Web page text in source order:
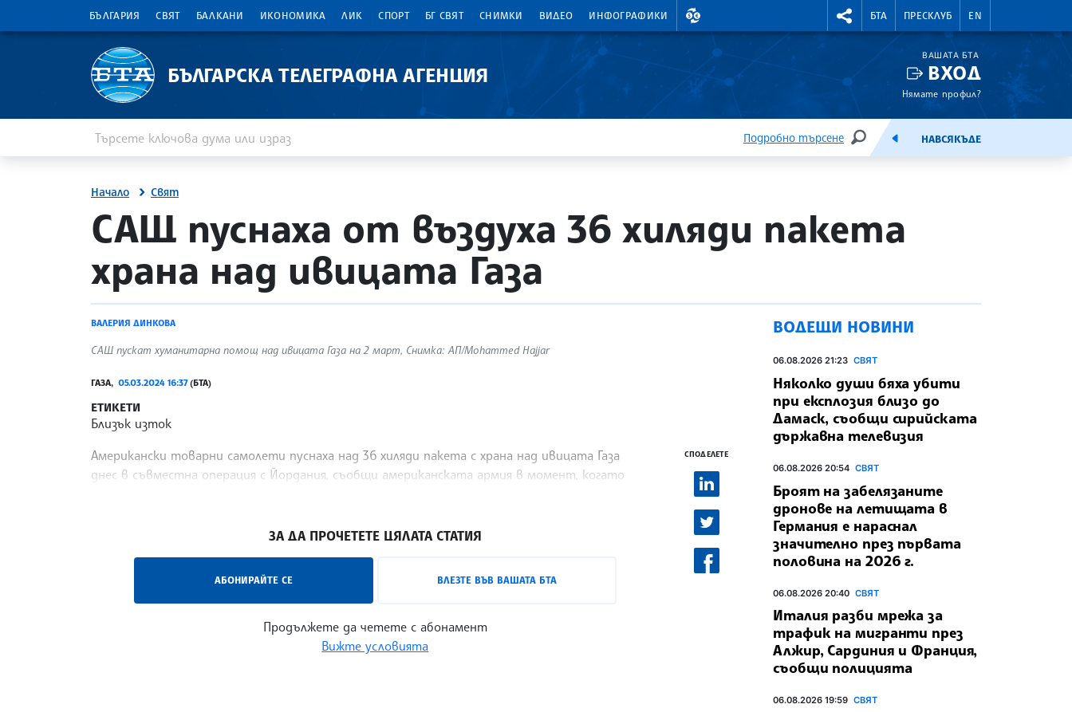
БЪЛГАРИЯ СВЯТ БАЛКАНИ ИКОНОМИКА ЛИК СПОРТ БГ СВЯТ СНИМКИ ВИДЕО ИНФОГРАФИКИ
ВАЛУТНИ КУРСОВЕ RIGHTMENU.SOCIAL
БТА ПРЕСКЛУБ EN
БЪЛГАРСКА ТЕЛЕГРАФНА АГЕНЦИЯ
ВАШАТА БТА
ВХОД
Нямате профил?
Подробно търсене
ТЪРСЕНЕЕМИСИЯНАВСЯКЪДЕ
Начало Свят
site.bta
САЩ пуснаха от въздуха 36 хиляди пакета
храна над ивицата Газа
ВАЛЕРИЯ ДИНКОВА
САЩ пускат хуманитарна помощ над ивицата Газа на 2 март, Снимка: АП/Mohammed Hajjar
ГАЗА, 05.03.2024 16:37(БТА)
ЕТИКЕТИ
Близък изток
Американски товарни самолети пуснаха над 36 хиляди пакета с храна над ивицата Газа
днес в съвместна операция с Йордания, съобщи американската армия в момент, когато
ЗА ДА ПРОЧЕТЕТЕ ЦЯЛАТА СТАТИЯ
АБОНИРАЙТЕ СЕ ВЛЕЗТЕ ВЪВ ВАШАТА БТА
Продължете да четете с абонамент
Вижте условията
СПОДЕЛЕТЕ
ВОДЕЩИ НОВИНИ
06.08.2026 21:23 СВЯТ
Няколко души бяха убити
при експлозия близо до
Дамаск, съобщи сирийската
държавна телевизия
06.08.2026 20:54 СВЯТ
Броят на забелязаните
дронове на летищата в
Германия е нараснал
значително през първата
половина на 2026 г.
06.08.2026 20:40 СВЯТ
Италия разби мрежа за
трафик на мигранти през
Алжир, Сардиния и Франция,
съобщи полицията
06.08.2026 19:59 СВЯТ